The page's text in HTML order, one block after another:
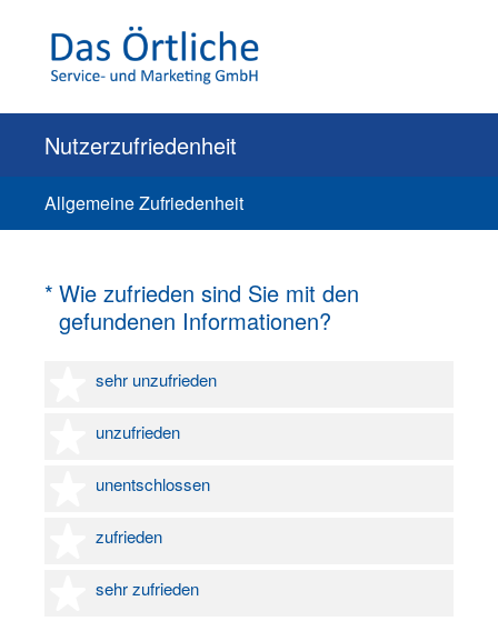
Nutzerzufriedenheit
Allgemeine Zufriedenheit
* Wie zufrieden sind Sie mit den
gefundenen Informationen?
(Erforderlich.)
sehr unzufrieden
1 Stern
unzufrieden
2 Sterne
unentschlossen
3 Sterne
zufrieden
4 Sterne
sehr zufrieden
5 Sterne